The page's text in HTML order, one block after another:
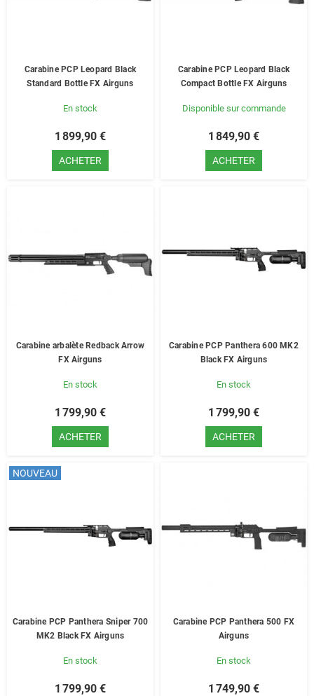
Carabine PCP Leopard Black
Standard Bottle FX Airguns
En stock
1 899,90 €
ACHETER
Carabine PCP Leopard Black
Compact Bottle FX Airguns
Disponible sur commande
1 849,90 €
ACHETER
Carabine arbalète Redback Arrow
FX Airguns
En stock
1 799,90 €
ACHETER
Carabine PCP Panthera 600 MK2
Black FX Airguns
En stock
1 799,90 €
ACHETER
NOUVEAU
Carabine PCP Panthera Sniper 700
MK2 Black FX Airguns
En stock
1 799,90 €
Carabine PCP Panthera 500 FX
Airguns
En stock
1 749,90 €